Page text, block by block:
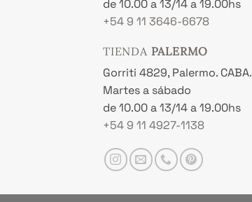
de 10.00 a 13/14 a 19.00hs
+54 9 11 3646-6678
TIENDA PALERMO
Gorriti 4829, Palermo. CABA.
Martes a sábado
de 10.00 a 13/14 a 19.00hs
+54 9 11 4927-1138